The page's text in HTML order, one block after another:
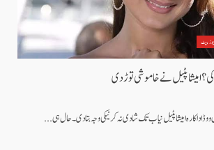
بیٹ
امیشا پٹیل نے خاموشی توڑ دی
اداکارہ امیشا پٹیل نیاب تک شادی نہ کرنیکی وجہ بتادی۔حال ہی...